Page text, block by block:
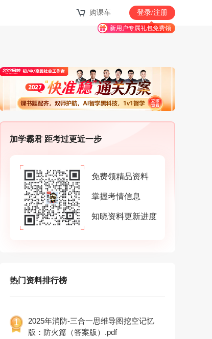
购课车 登录/注册
新用户专属礼包免费领
加学霸君 距考过更近一步
免费领精品资料
掌握考情信息
知晓资料更新进度
热门资料排行榜
1
2025年消防-三合一思维导图挖空记忆
版：防火篇（答案版）.pdf